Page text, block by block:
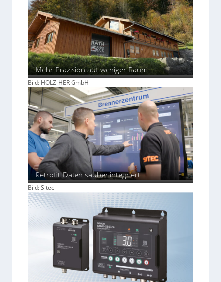
Mehr Präzision auf weniger Raum
Bild: HOLZ-HER GmbH
Retrofit-Daten sauber integriert
Bild: Sitec